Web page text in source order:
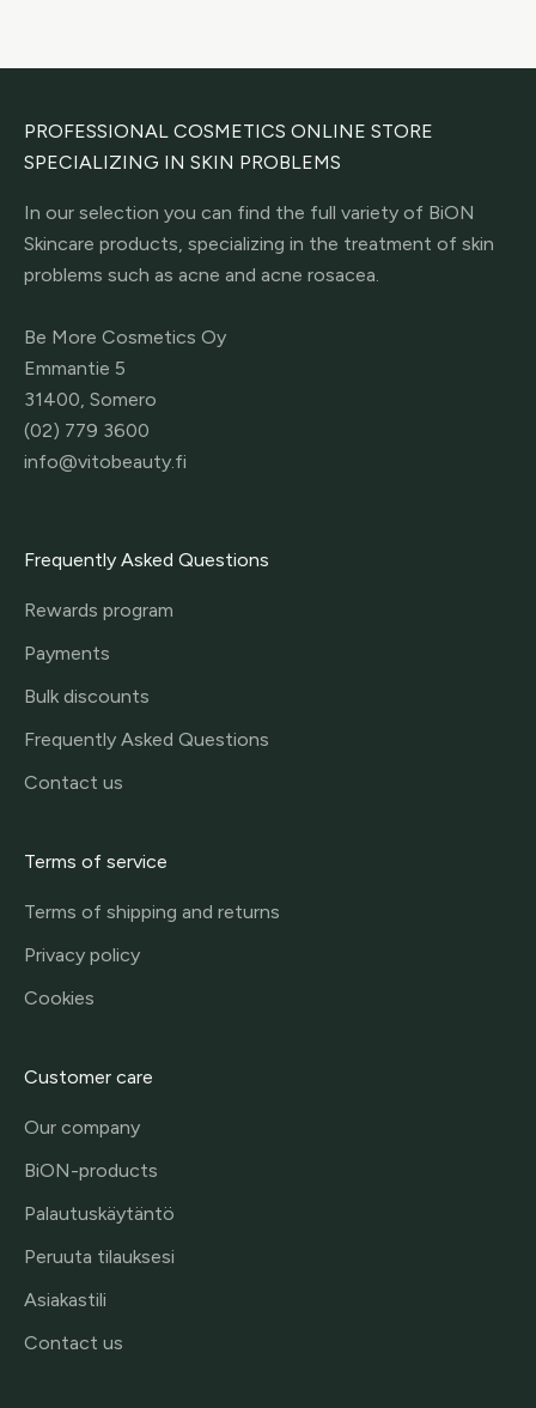
PROFESSIONAL COSMETICS ONLINE STORE
SPECIALIZING IN SKIN PROBLEMS
In our selection you can find the full variety of BiON
Skincare products, specializing in the treatment of skin
problems such as acne and acne rosacea.
Be More Cosmetics Oy
Emmantie 5
31400, Somero
(02) 779 3600
info@vitobeauty.fi
Frequently Asked Questions
Rewards program
Payments
Bulk discounts
Frequently Asked Questions
Contact us
Terms of service
Terms of shipping and returns
Privacy policy
Cookies
Customer care
Our company
BiON-products
Palautuskäytäntö
Peruuta tilauksesi
Asiakastili
Contact us